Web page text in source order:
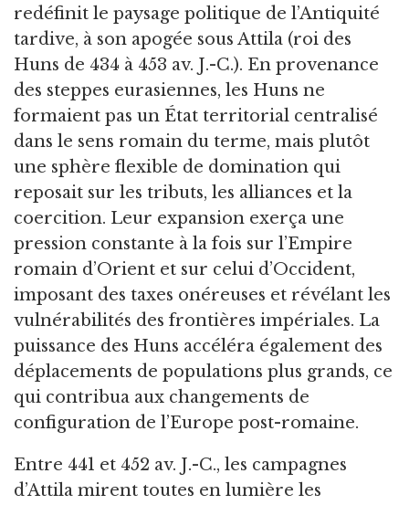
redéfinit le paysage politique de l’Antiquité
tardive, à son apogée sous Attila (roi des
Huns de 434 à 453 av. J.-C.). En provenance
des steppes eurasiennes, les Huns ne
formaient pas un État territorial centralisé
dans le sens romain du terme, mais plutôt
une sphère flexible de domination qui
reposait sur les tributs, les alliances et la
coercition. Leur expansion exerça une
pression constante à la fois sur l’Empire
romain d’Orient et sur celui d’Occident,
imposant des taxes onéreuses et révélant les
vulnérabilités des frontières impériales. La
puissance des Huns accéléra également des
déplacements de populations plus grands, ce
qui contribua aux changements de
configuration de l’Europe post-romaine.
Entre 441 et 452 av. J.-C., les campagnes
d’Attila mirent toutes en lumière les